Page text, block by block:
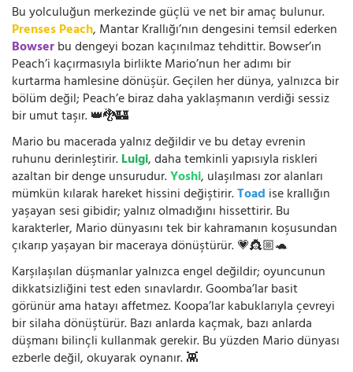
Bu yolculuğun merkezinde güçlü ve net bir amaç bulunur.
Prenses Peach, Mantar Krallığı’nın dengesini temsil ederken
Bowserbu dengeyi bozan kaçınılmaz tehdittir. Bowser’ın
Peach’i kaçırmasıyla birlikte Mario’nun her adımı bir
kurtarma hamlesine dönüşür. Geçilen her dünya, yalnızca bir
bölüm değil; Peach’e biraz daha yaklaşmanın verdiği sessiz
bir umut taşır. 👑🐉🏰
Mario bu macerada yalnız değildir ve bu detay evrenin
ruhunu derinleştirir.Luigi, daha temkinli yapısıyla riskleri
azaltan bir denge unsurudur.Yoshi, ulaşılması zor alanları
mümkün kılarak hareket hissini değiştirir.Toad ise krallığın
yaşayan sesi gibidir; yalnız olmadığını hissettirir. Bu
karakterler, Mario dünyasını tek bir kahramanın koşusundan
çıkarıp yaşayan bir maceraya dönüştürür. 💗👸🏼🐢
Karşılaşılan düşmanlar yalnızca engel değildir; oyuncunun
dikkatsizliğini test eden sınavlardır. Goomba’lar basit
görünür ama hatayı affetmez. Koopa’lar kabuklarıyla çevreyi
bir silaha dönüştürür. Bazı anlarda kaçmak, bazı anlarda
düşmanı bilinçli kullanmak gerekir. Bu yüzden Mario dünyası
ezberle değil, okuyarak oynanır. 👾